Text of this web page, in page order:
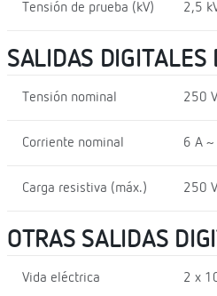
Tensión de prueba (kV) 2,5
SALIDAS DIGITALES
Tensión nominal 250
Corriente nominal 6 A ~
Carga resistiva (máx.) 250
OTRAS SALIDAS
Vida eléctrica 2 x